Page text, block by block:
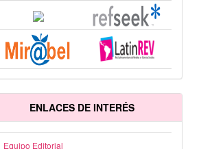
ENLACES DE INTERÉS
Equipo Editorial